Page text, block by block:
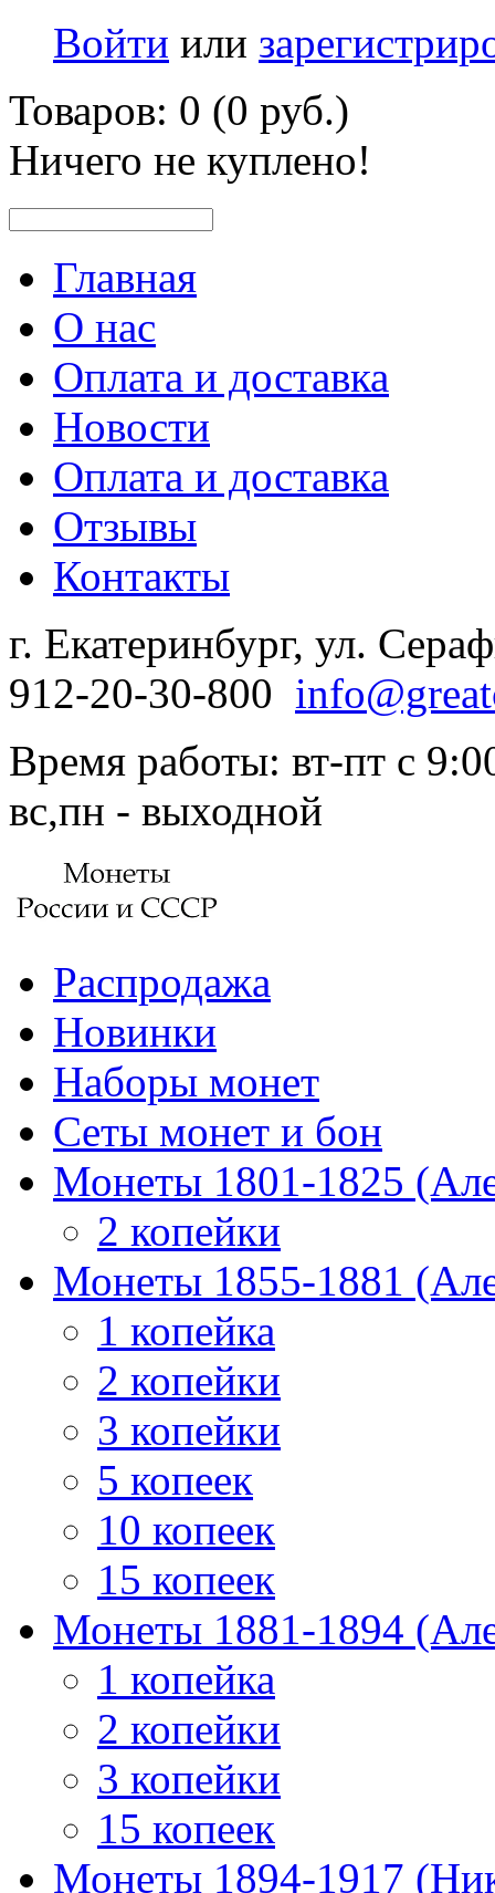
Войти или
Товаров: 0 (0 руб.)
Ничего не куплено!
Главная
О нас
Оплата и доставка
Новости
Оплата и доставка
Отзывы
Контакты
г. Екатеринбург, ул.
912-20-30-800
Время работы: вт-пт с
вс,пн - выходной
Распродажа
Новинки
Наборы монет
Сеты монет и бон
Монеты 1801-1825
2 копейки
Монеты 1855-1881
1 копейка
2 копейки
3 копейки
5 копеек
10 копеек
15 копеек
Монеты 1881-1894
1 копейка
2 копейки
3 копейки
15 копеек
Монеты 1894-1917